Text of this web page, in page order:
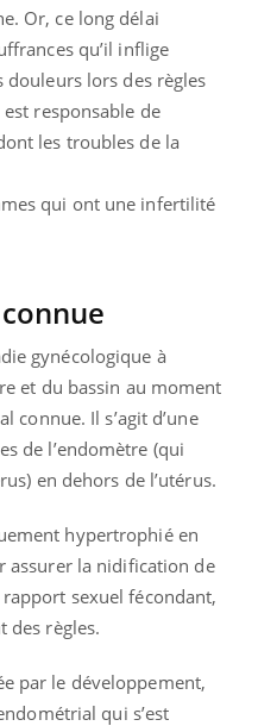
Or, ce long délai
qu’il inflige
lors des règles
responsable de
les troubles de la
qui ont une infertilité
gynécologique à
et du bassin au moment
connue. Il s’agit d’une
de l’endomètre (qui
en dehors de l’utérus.
hypertrophié en
assurer la nidification de
sexuel fécondant,
des règles.
par le développement,
qui s’est